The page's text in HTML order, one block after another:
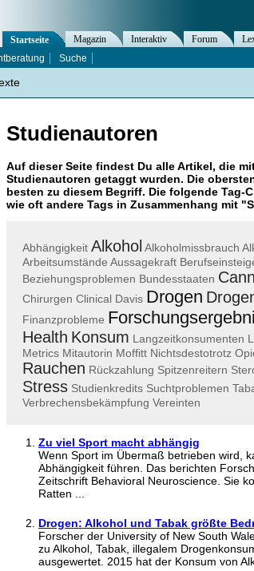
Studienautoren
Auf dieser Seite findest Du alle Artikel, die
Studienautoren getaggt wurden. Die
besten zu diesem Begriff. Die folgende Tag-
wie oft andere Tags in Zusammenhang mit "
Abhängigkeit Alkohol Alkoholmissbrauch
Arbeitsumstände Aussagekraft
Beziehungsproblemen Bundesstaaten
Chirurgen Clinical Davis Drogen
Finanzprobleme
Health Konsum Langzeitkonsumenten
Metrics Mitautorin Moffitt Nichtsdestotrotz
Rauchen Rückzahlung Spitzenreitern
Stress Studienkredits Suchtproblemen
Verbrechensbekämpfung Vereinten
Zu viel Sport macht abhängig
Wenn Sport im Übermaß betrieben wird,
Abhängigkeit führen. Das berichten
Zeitschrift Behavioral Neuroscience. Sie
Ratten ...
Drogen: Alkohol und Tabak größte
Forscher der University of New South
zu Alkohol, Tabak, illegalem
ausgewertet. 2015 hat der Konsum von
Startseite Magazin Interaktiv Forum
Suche